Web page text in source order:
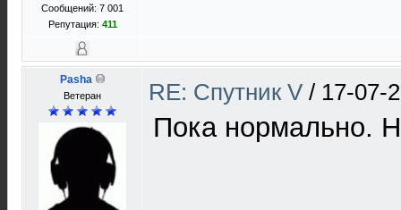
Сообщений: 7 001
Репутация: 411
Pasha
Ветеран RE: Спутник V / 17-07-
Пока нормально.